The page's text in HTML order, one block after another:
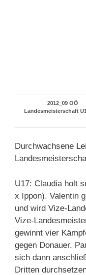
2012_09 OÖ
Landesmeisterschaft
Durchwachsene
U17: Claudia holt
x Ippon). Valentin
und wird Vize-
Vize-
gewinnt vier
gegen Donauer.
sich dann
Dritten